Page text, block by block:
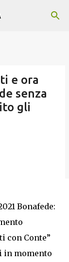
e ora
senza
gli
Bonafede:
con Conte”
in momento